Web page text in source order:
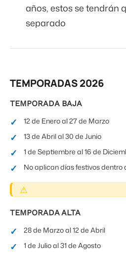
años, estos se tendrán
separado
TEMPORADAS 2026
TEMPORADA BAJA
12 de Enero al 27 de Marzo
13 de Abril al 30 de Junio
1 de Septiembre al 16 de
No aplican días festivos dentro
TEMPORADA ALTA
28 de Marzo al 12 de Abril
1 de Julio al 31 de Agosto